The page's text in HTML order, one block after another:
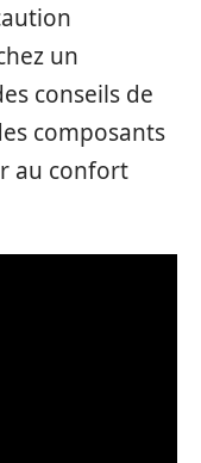
un
conseils de
composants
au confort